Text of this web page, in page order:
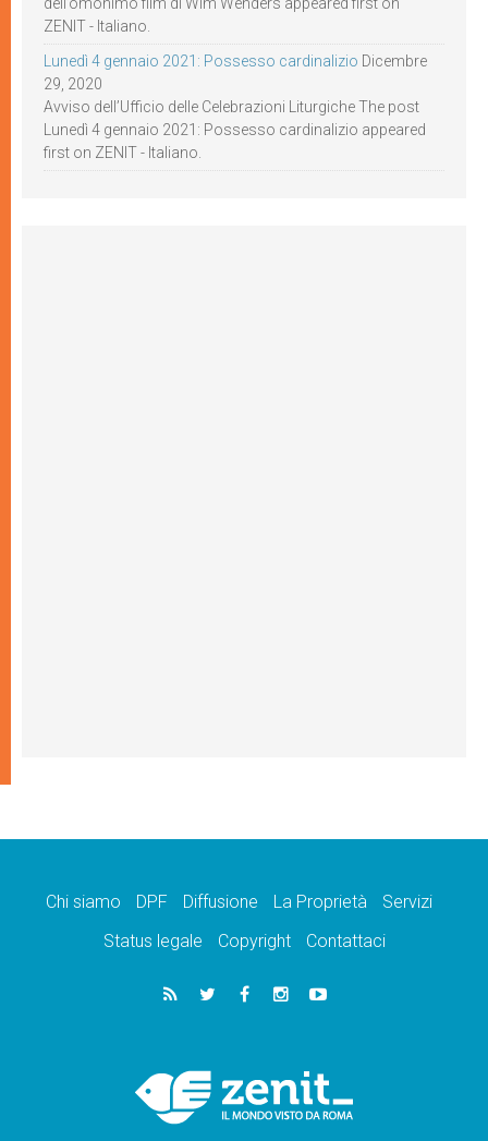
ZENIT - Italiano.
Lunedì 4 gennaio 2021: Possesso cardinalizio Dicembre
29, 2020
Avviso dell’Ufficio delle Celebrazioni Liturgiche The post
Lunedì 4 gennaio 2021: Possesso cardinalizio appeared
first on ZENIT - Italiano.
Chi siamo DPF Diffusione La Proprietà
Servizi
Status legale
Copyright Contattaci